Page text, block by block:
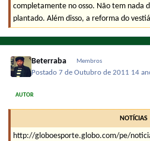
completamente no osso. Não tem nada
plantado. Além disso, a reforma do
Beterraba Membros
Postado7 de Outubro de 2011 14
AUTOR
NOTÍCIAS
http://globoesporte.globo.com/pe/